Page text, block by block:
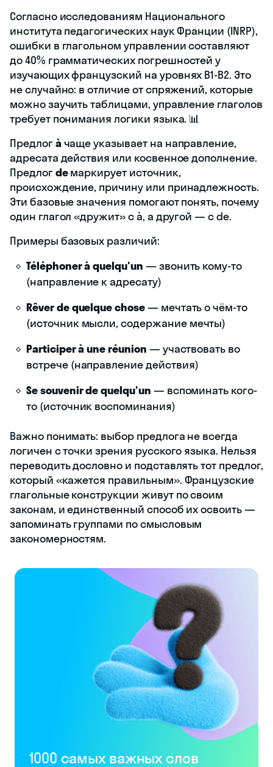
Согласно исследованиям Национального
института педагогических наук Франции (INRP),
ошибки в глагольном управлении составляют
до 40% грамматических погрешностей у
изучающих французский на уровнях B1-B2. Это
не случайно: в отличие от спряжений, которые
можно заучить таблицами, управление глаголов
требует понимания логики языка. 📊
Предлогàчаще указывает на направление,
адресата действия или косвенное дополнение.
Предлогdeмаркирует источник,
происхождение, причину или принадлежность.
Эти базовые значения помогают понять, почему
один глагол «дружит» с à, а другой — с de.
Примеры базовых различий:
Téléphoner à quelqu'un — звонить кому-то
(направление к адресату)
Rêver de quelque chose— мечтать о чём-то
(источник мысли, содержание мечты)
Participer à une réunion — участвовать во
встрече (направление действия)
Se souvenir de quelqu'un — вспоминать кого-
то (источник воспоминания)
Важно понимать: выбор предлога не всегда
логичен с точки зрения русского языка. Нельзя
переводить дословно и подставлять тот предлог,
который «кажется правильным». Французские
глагольные конструкции живут по своим
законам, и единственный способ их освоить —
запоминать группами по смысловым
закономерностям.
1000 самых важных слов